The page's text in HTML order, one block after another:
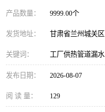
产品数量： 9999.00个
发货地址： 甘肃省兰州城关区
关键词： 工厂供热管道漏水
发布日期： 2026-08-07
阅 读 量： 129